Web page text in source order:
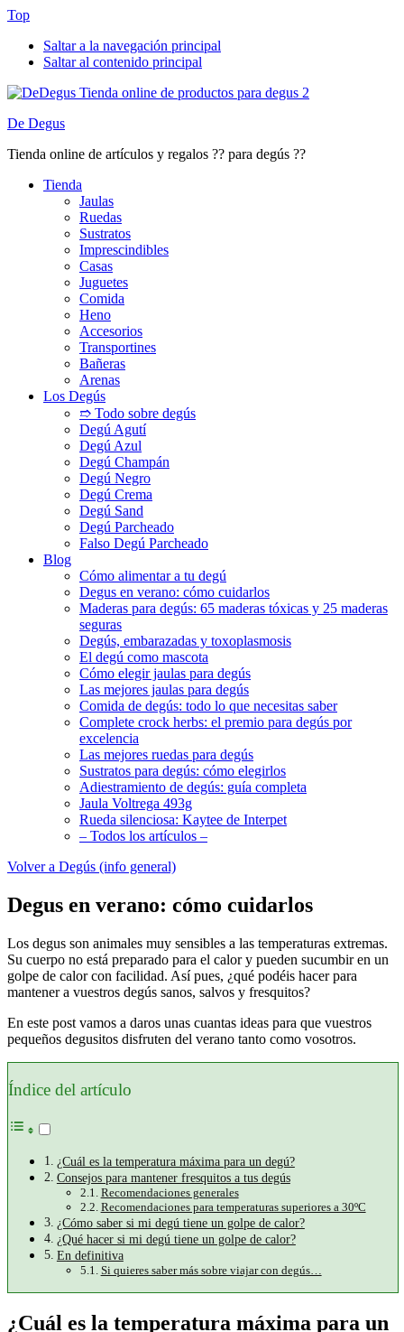
Top
Saltar a la navegación principal
Saltar al contenido principal
De Degus
Tienda online de artículos y regalos ?? para degús ??
Tienda
Jaulas
Ruedas
Sustratos
Imprescindibles
Casas
Juguetes
Comida
Heno
Accesorios
Transportines
Bañeras
Arenas
Los Degús
➱ Todo sobre degús
Degú Agutí
Degú Azul
Degú Champán
Degú Negro
Degú Crema
Degú Sand
Degú Parcheado
Falso Degú Parcheado
Blog
Cómo alimentar a tu degú
Degus en verano: cómo cuidarlos
Maderas para degús: 65 maderas tóxicas y 25 maderas
seguras
Degús, embarazadas y toxoplasmosis
El degú como mascota
Cómo elegir jaulas para degús
Las mejores jaulas para degús
Comida de degús: todo lo que necesitas saber
Complete crock herbs: el premio para degús por
excelencia
Las mejores ruedas para degús
Sustratos para degús: cómo elegirlos
Adiestramiento de degús: guía completa
Jaula Voltrega 493g
Rueda silenciosa: Kaytee de Interpet
– Todos los artículos –
Volver a Degús (info general)
Degus en verano: cómo cuidarlos
Los degus son animales muy sensibles a las temperaturas extremas.
Su cuerpo no está preparado para el calor y pueden sucumbir en un
golpe de calor con facilidad. Así pues, ¿qué podéis hacer para
mantener a vuestros degús sanos, salvos y fresquitos?
En este post vamos a daros unas cuantas ideas para que vuestros
pequeños degusitos disfruten del verano tanto como vosotros.
Índice del artículo
¿Cuál es la temperatura máxima para un degú?
Consejos para mantener fresquitos a tus degús
Recomendaciones generales
Recomendaciones para temperaturas superiores a 30ºC
¿Cómo saber si mi degú tiene un golpe de calor?
¿Qué hacer si mi degú tiene un golpe de calor?
En definitiva
Si quieres saber más sobre viajar con degús…
¿Cuál es la temperatura máxima para un